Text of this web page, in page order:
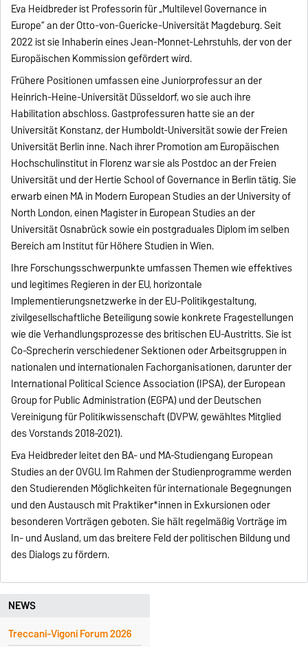
Eva Heidbreder ist Professorin für „Multilevel Governance in
Europe“ an der Otto-von-Guericke-Universität Magdeburg. Seit
2022 ist sie Inhaberin eines Jean-Monnet-Lehrstuhls, der von der
Europäischen Kommission gefördert wird.
Frühere Positionen umfassen eine Juniorprofessur an der
Heinrich-Heine-Universität Düsseldorf, wo sie auch ihre
Habilitation abschloss. Gastprofessuren hatte sie an der
Universität Konstanz, der Humboldt-Universität sowie der Freien
Universität Berlin inne. Nach ihrer Promotion am Europäischen
Hochschulinstitut in Florenz war sie als Postdoc an der Freien
Universität und der Hertie School of Governance in Berlin tätig. Sie
erwarb einen MA in Modern European Studies an der University of
North London, einen Magister in European Studies an der
Universität Osnabrück sowie ein postgraduales Diplom im selben
Bereich am Institut für Höhere Studien in Wien.
Ihre Forschungsschwerpunkte umfassen Themen wie effektives
und legitimes Regieren in der EU, horizontale
Implementierungsnetzwerke in der EU-Politikgestaltung,
zivilgesellschaftliche Beteiligung sowie konkrete Fragestellungen
wie die Verhandlungsprozesse des britischen EU-Austritts. Sie ist
Co-Sprecherin verschiedener Sektionen oder Arbeitsgruppen in
nationalen und internationalen Fachorganisationen, darunter der
International Political Science Association (IPSA), der European
Group for Public Administration (EGPA) und der Deutschen
Vereinigung für Politikwissenschaft (DVPW, gewähltes Mitglied
des Vorstands 2018–2021).
Eva Heidbreder leitet den BA- und MA-Studiengang European
Studies an der OVGU. Im Rahmen der Studienprogramme werden
den Studierenden Möglichkeiten für internationale Begegnungen
und den Austausch mit Praktiker*innen in Exkursionen oder
besonderen Vorträgen geboten. Sie hält regelmäßig Vorträge im
In- und Ausland, um das breitere Feld der politischen Bildung und
des Dialogs zu fördern.
NEWS
Treccani-Vigoni Forum 2026